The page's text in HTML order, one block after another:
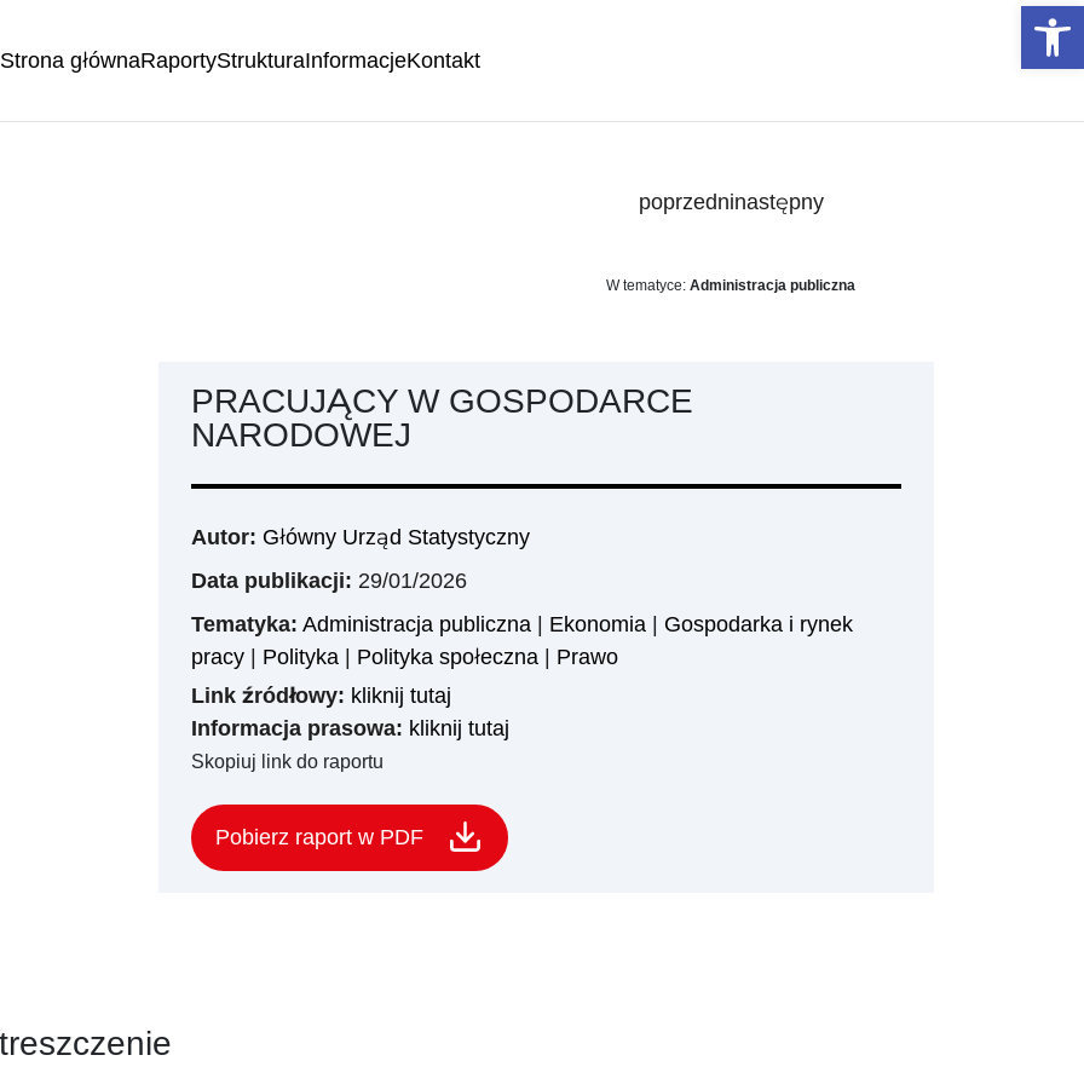
Strona głównaRaportyStrukturaInformacjeKontakt
poprzedninastępny
W tematyce: Administracja publiczna
PRACUJĄCY W GOSPODARCE
NARODOWEJ
Autor: Główny Urząd Statystyczny
Data publikacji: 29/01/2026
Tematyka: Administracja publiczna| Ekonomia| Gospodarka i rynek
pracy| Polityka| Polityka społeczna| Prawo
Link źródłowy: kliknij tutaj
Informacja prasowa: kliknij tutaj
Skopiuj link do raportu
Pobierz raport w PDF